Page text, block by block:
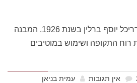
בית עווד נבנה על ידי האדריכל יוסף ברלין בשנת 1926. המבנה
התקופה ושימוש במוטיבים
אין תגובות
עמית בניאן